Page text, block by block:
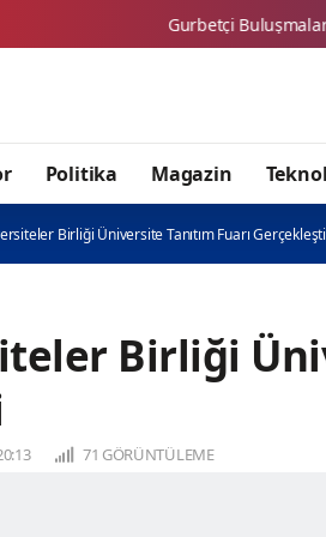
Gurbetçi Buluşmaları ve
Politika Magazin
Birliği Üniversite Tanıtım Fuarı Gerçekleşti
Birliği
71 GÖRÜNTÜLEME